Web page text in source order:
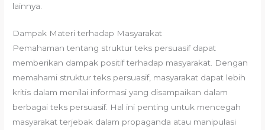
lainnya.
Dampak Materi terhadap Masyarakat
Pemahaman tentang struktur teks persuasif dapat
memberikan dampak positif terhadap masyarakat. Dengan
memahami struktur teks persuasif, masyarakat dapat lebih
kritis dalam menilai informasi yang disampaikan dalam
berbagai teks persuasif. Hal ini penting untuk mencegah
masyarakat terjebak dalam propaganda atau manipulasi